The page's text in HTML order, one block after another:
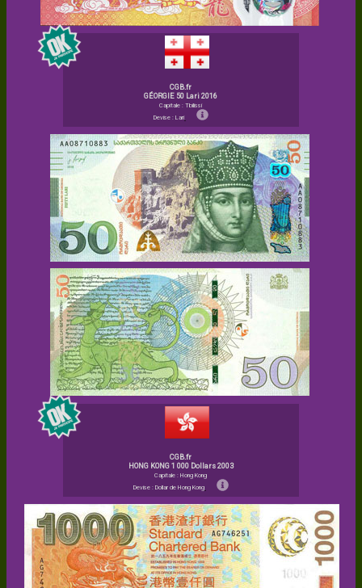
CGB.fr
GÉORGIE 50 Lari 2016
Capitale : Tbilissi
Devise : Lari
CGB.fr
HONG KONG 1 000 Dollars 2003
Capitale : Hong Kong
Devise : Dollar de Hong Kong